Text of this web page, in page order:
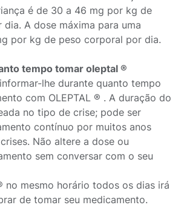
é de 30 a 46 mg por kg de
A dose máxima para uma
por kg de peso corporal por dia.
tempo tomar oleptal ®
lhe durante quanto tempo
com OLEPTAL ® . A duração do
no tipo de crise; pode ser
contínuo por muitos anos
Não altere a dose ou
sem conversar com o seu
no mesmo horário todos os dias irá
de tomar seu medicamento.